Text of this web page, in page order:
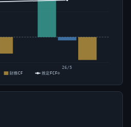
26/5
財務CF 推定FCF⊙